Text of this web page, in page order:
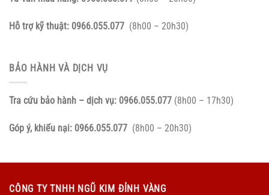
Hỗ trợ kỹ thuật: 0966.055.077 (8h00 – 20h30)
BẢO HÀNH VÀ DỊCH VỤ
Tra cứu bảo hành – dịch vụ: 0966.055.077 (8h00 – 17h30)
Góp ý, khiếu nại: 0966.055.077 (8h00 – 20h30)
CÔNG TY TNHH NGŨ KIM ĐỈNH VÀNG